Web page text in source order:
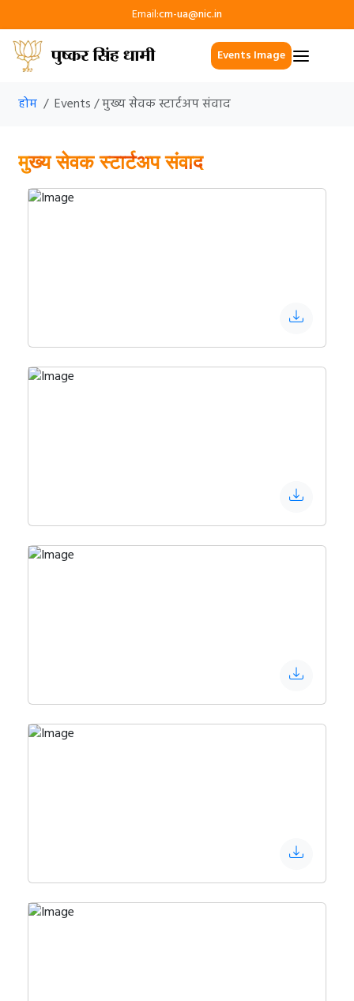
Email:cm-ua@nic.in
Events Image
होम Events / मुख्य सेवक स्टार्टअप संवाद
मुख्य सेवक स्टार्टअप संवाद